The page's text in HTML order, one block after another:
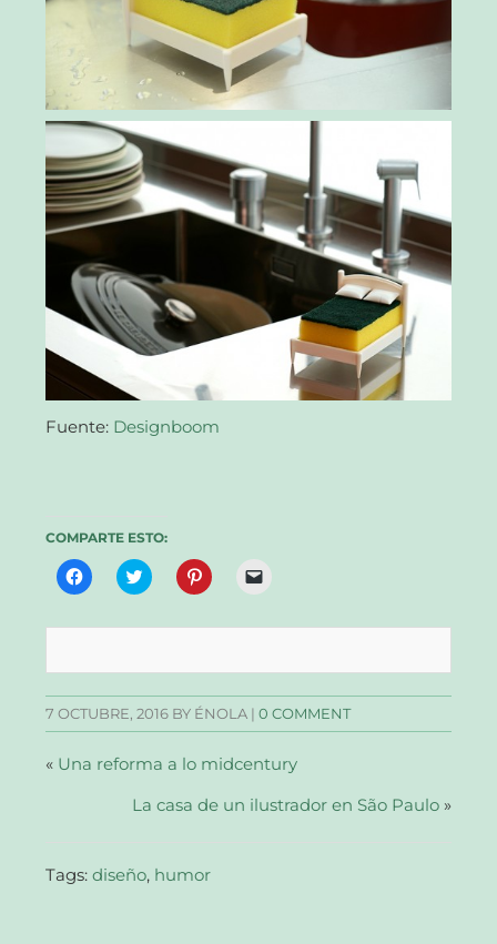
Fuente: Designboom
COMPARTE ESTO:
Haz
clic
en
abre
una
ventana
nueva)
Haz
clic
en
abre
una
ventana
nueva)
Haz
clic
en
abre
una
ventana
nueva)
Haz
clic
un
correo
a
un
amigo
abre
en
ventana
7 OCTUBRE, 2016 BY ÉNOLA |0 COMMENT
« Una reforma a lo midcentury
La casa de un ilustrador en São Paulo»
Tags:diseño, humor